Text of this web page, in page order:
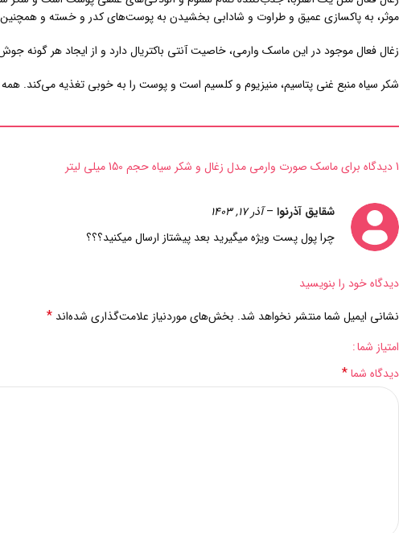
موثر، به پاکسازی عمیق و طراوت و شادابی بخشیدن به پوست‌های کدر و خسته و
زغال فعال موجود در این ماسک وارمی، خاصیت آنتی باکتریال دارد و از ایجاد هر
شکر سیاه منبع غنی پتاسیم، منیزیوم و کلسیم است و پوست را به خوبی تغذیه می‌کند.
1 دیدگاه برای ماسک صورت وارمی مدل زغال و شکر سیاه حجم 150 میلی لیتر
شقایق آذرنوا – آذر 17, 1403
چرا پول پست ویژه میگیرید بعد پیشتاز ارسال میکنید؟؟؟
دیدگاه خود را بنویسید
نشانی ایمیل شما منتشر نخواهد شد. بخش‌های موردنیاز علامت‌گذاری شده‌اند *
امتیاز شما
دیدگاه شما*